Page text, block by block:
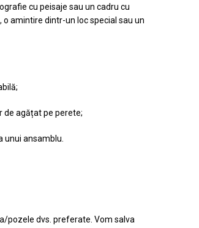
cu peisaje sau un cadru cu
amintire dintr-un loc special sau un
de agățat pe perete;
ansamblu.
pozele dvs. preferate. Vom salva